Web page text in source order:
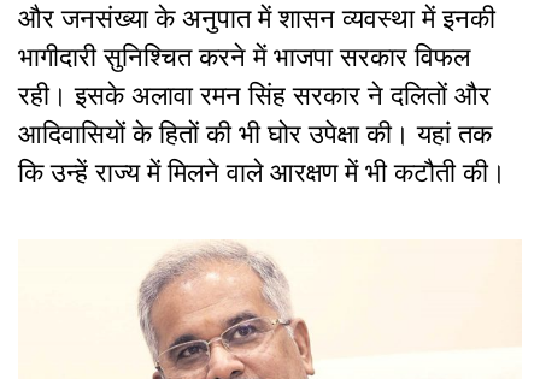
और जनसंख्या के अनुपात में शासन व्यवस्था में इनकी
भागीदारी सुनिश्चित करने में भाजपा सरकार विफल
रही। इसके अलावा रमन सिंह सरकार ने दलितों और
आदिवासियों के हितों की भी घोर उपेक्षा की। यहां तक
कि उन्हें राज्य में मिलने वाले आरक्षण में भी कटौती की।